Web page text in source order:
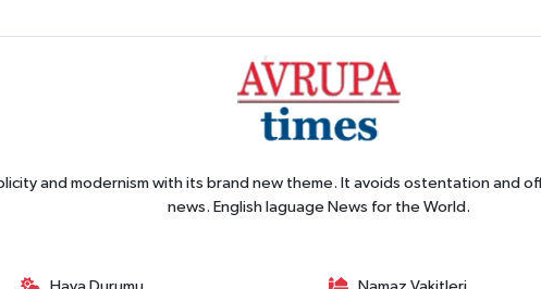
and modernism with its brand new theme. It avoids ostentation and
news. English laguage News for the World.
Hava Durumu Namaz Vakitleri